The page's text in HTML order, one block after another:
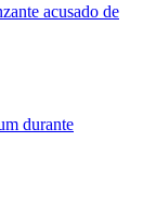
acusado de
durante